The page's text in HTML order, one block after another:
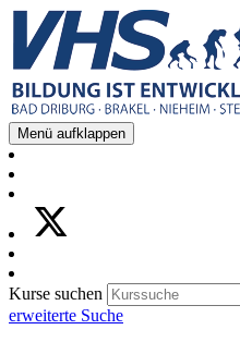
Menü aufklappen
Kurse suchen
erweiterte Suche